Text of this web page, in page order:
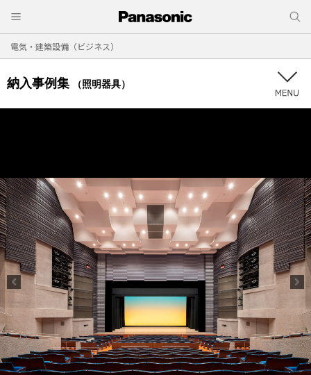
電気・建築設備（ビジネス）
納入事例集 （照明器具）